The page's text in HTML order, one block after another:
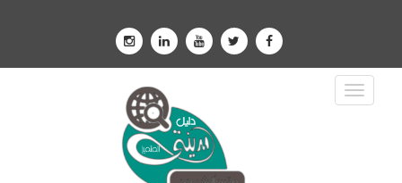
Toggle
Navigation